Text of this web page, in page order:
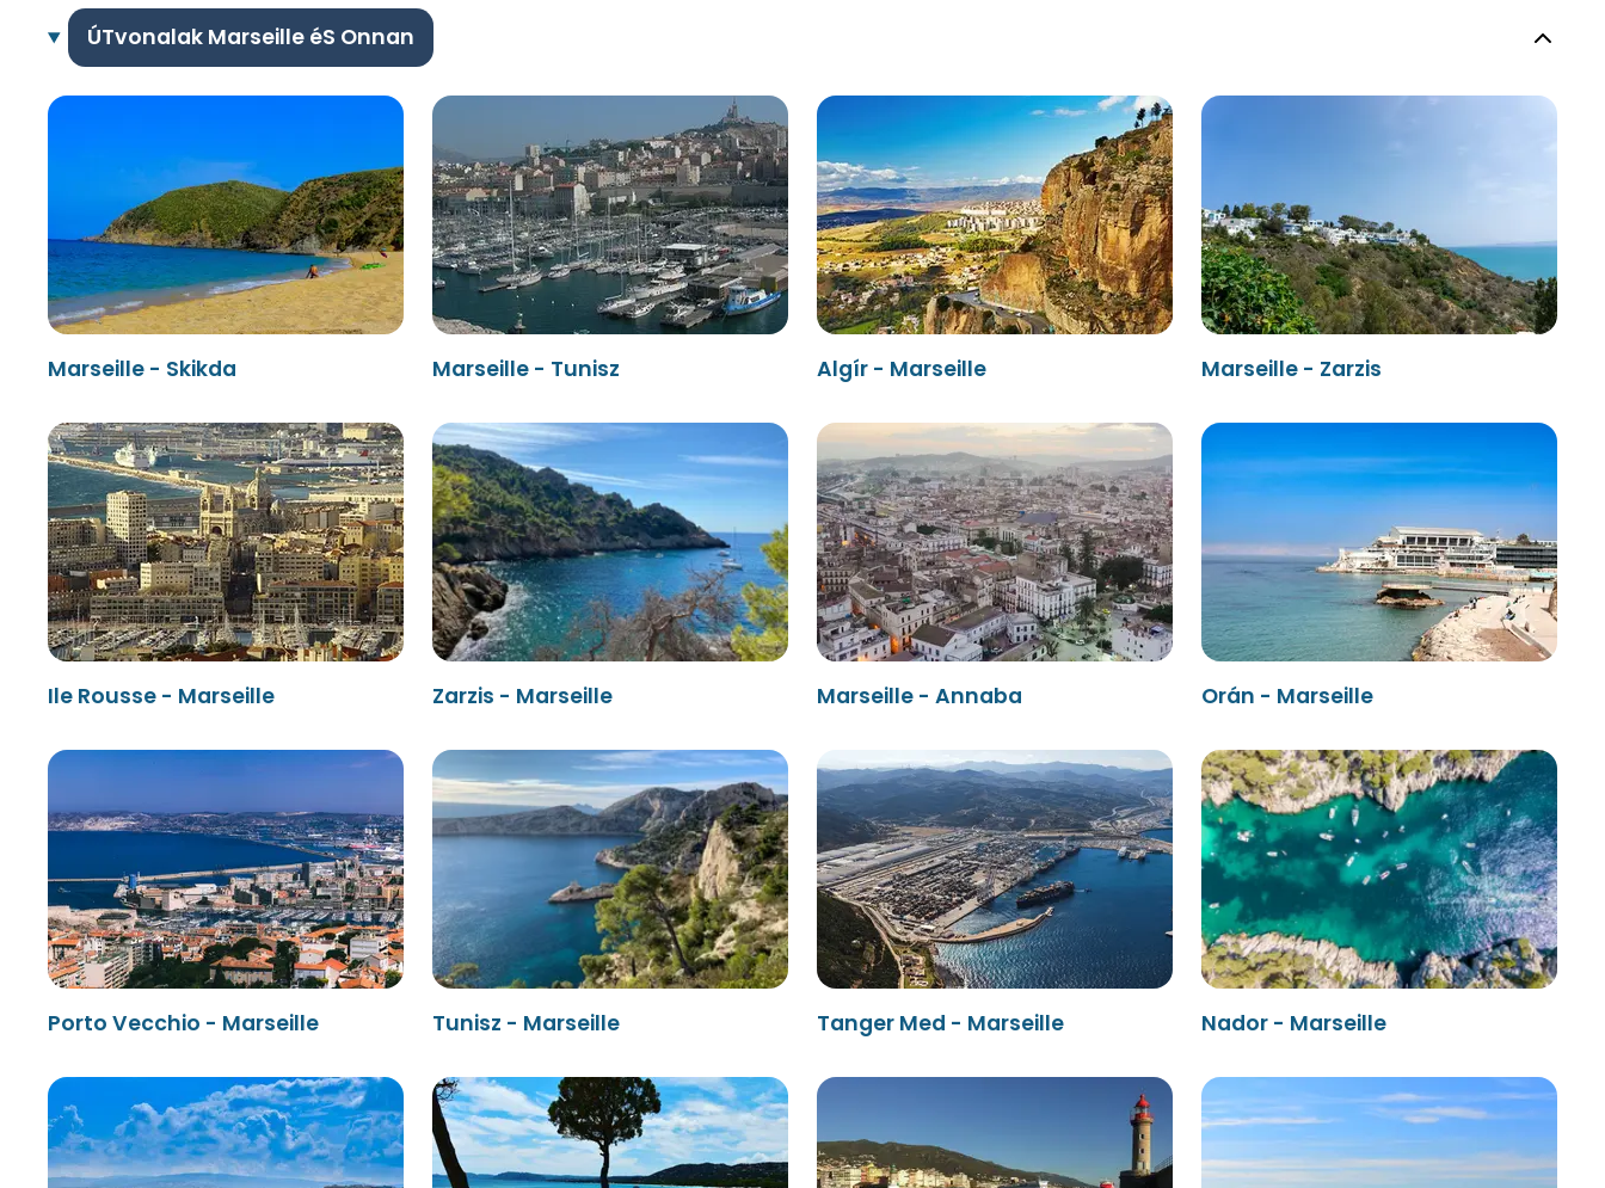
ÚTvonalak Marseille éS Onnan
Marseille - Skikda Marseille - Tunisz Algír - Marseille Marseille - Zarzis
Ile Rousse - Marseille Zarzis - Marseille Marseille - Annaba Orán - Marseille
Porto Vecchio - Marseille Tunisz - Marseille Tanger Med - Marseille Nador - Marseille